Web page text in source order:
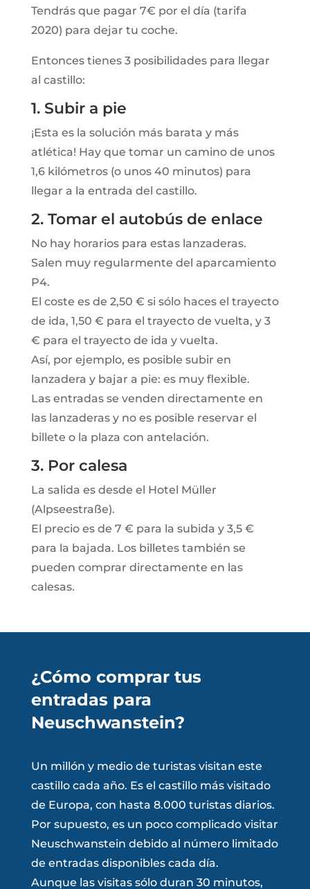
Tendrás que pagar 7€ por el día (tarifa
2020) para dejar tu coche.
Entonces tienes 3 posibilidades para llegar
al castillo:
1. Subir a pie
¡Esta es la solución más barata y más
atlética! Hay que tomar un camino de unos
1,6 kilómetros (o unos 40 minutos) para
llegar a la entrada del castillo.
2. Tomar el autobús de enlace
No hay horarios para estas lanzaderas.
Salen muy regularmente del aparcamiento
P4.
El coste es de 2,50 € si sólo haces el trayecto
de ida, 1,50 € para el trayecto de vuelta, y 3
€ para el trayecto de ida y vuelta.
Así, por ejemplo, es posible subir en
lanzadera y bajar a pie: es muy flexible.
Las entradas se venden directamente en
las lanzaderas y no es posible reservar el
billete o la plaza con antelación.
3. Por calesa
La salida es desde el Hotel Müller
(Alpseestraße).
El precio es de 7 € para la subida y 3,5 €
para la bajada. Los billetes también se
pueden comprar directamente en las
calesas.
¿Cómo comprar tus
entradas para
Neuschwanstein?
Un millón y medio de turistas visitan este
castillo cada año. Es el castillo más visitado
de Europa, con hasta 8.000 turistas diarios.
Por supuesto, es un poco complicado visitar
Neuschwanstein debido al número limitado
de entradas disponibles cada día.
Aunque las visitas sólo duran 30 minutos,